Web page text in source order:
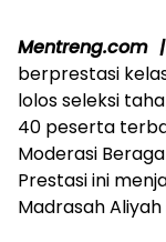
Mentreng.com
berprestasi
lolos seleksi
40 peserta
Moderasi
Prestasi ini
Madrasah